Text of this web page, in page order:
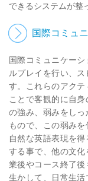
できるシステムが整
国際コミュ
国際コミュニケー
ルプレイを行い、
す。これらのアク
ことで客観的に自
の強み、弱みをし
もので、この弱み
自然な英語表現を
する事で、他の文
業後やコース終了
生かして、日常生